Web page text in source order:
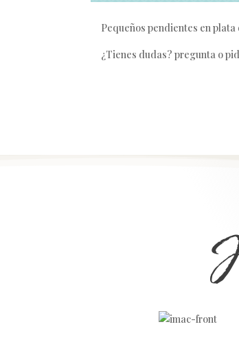
Pequeños pendientes en
¿Tienes dudas? pregunta o